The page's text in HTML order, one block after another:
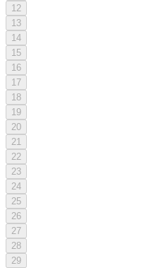
12
13
14
15
16
17
18
19
20
21
22
23
24
25
26
27
28
29